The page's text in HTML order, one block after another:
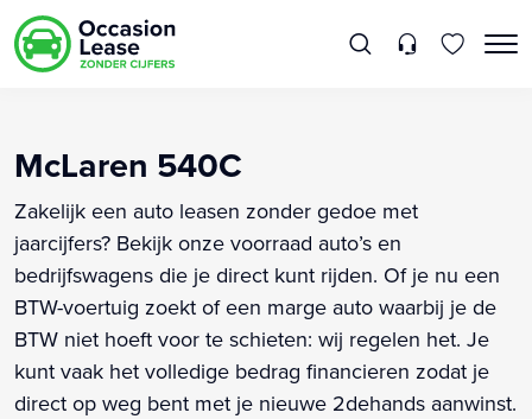
McLaren 540C
Zakelijk een auto leasen zonder gedoe met
jaarcijfers? Bekijk onze voorraad auto’s en
bedrijfswagens die je direct kunt rijden. Of je nu een
BTW-voertuig zoekt of een marge auto waarbij je de
BTW niet hoeft voor te schieten: wij regelen het. Je
kunt vaak het volledige bedrag financieren zodat je
direct op weg bent met je nieuwe 2dehands aanwinst.